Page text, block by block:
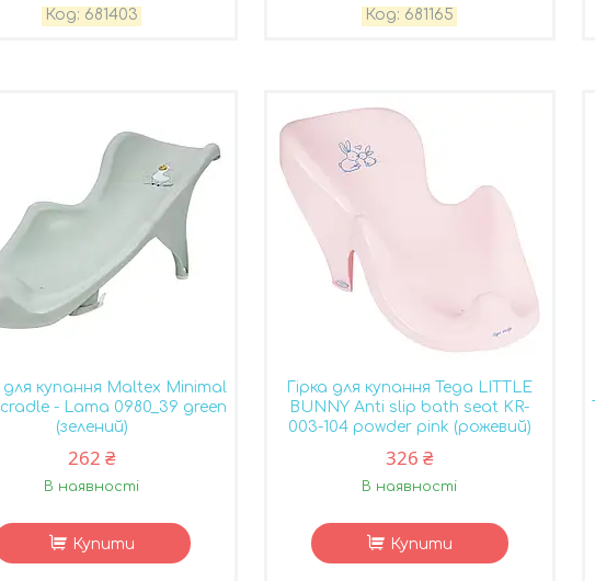
681403 681165
для купання Maltex Minimal
- Lama 0980_39 green
(зелений)
262 ₴
В наявності
Купити
Гірка для купання Tega LITTLE
BUNNY Anti slip bath seat KR-
003-104 powder pink (рожевий)
326 ₴
В наявності
Купити